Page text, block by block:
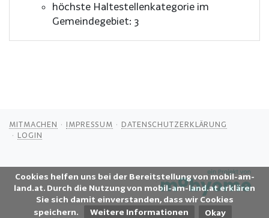
Cookies helfen uns bei der Bereitstellung von mobil-am-
land.at. Durch die Nutzung von mobil-am-land.at erklären
Sie sich damit einverstanden, dass wir Cookies
speichern.
Weitere Informationen
höchste Haltestellenkategorie im
Gemeindegebiet: 3
MITMACHEN IMPRESSUM
DATENSCHUTZERKLÄRUNG
LOGIN